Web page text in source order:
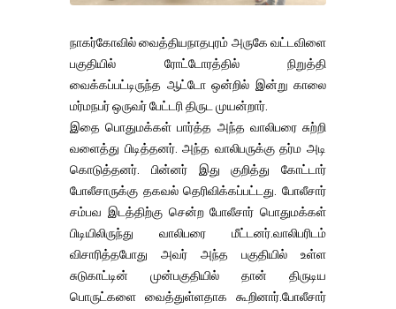
நாகர்கோவில் வைத்தியநாதபுரம் அருகே வட்டவிளை
பகுதியில் ரோட்டோரத்தில் நிறுத்தி
வைக்கப்பட்டிருந்த ஆட்டோ ஒன்றில் இன்று காலை
மர்மநபர் ஒருவர் பேட்டரி திருட முயன்றார்.
இதை பொதுமக்கள் பார்த்த அந்த வாலிபரை சுற்றி
வளைத்து பிடித்தனர். அந்த வாலிபருக்கு தர்ம அடி
கொடுத்தனர். பின்னர் இது குறித்து கோட்டார்
போலீசாருக்கு தகவல் தெரிவிக்கப்பட்டது. போலீசார்
சம்பவ இடத்திற்கு சென்ற போலீசார் பொதுமக்கள்
பிடியிலிருந்து வாலிபரை மீட்டனர்.வாலிபரிடம்
விசாரித்தபோது அவர் அந்த பகுதியில் உள்ள
சுடுகாட்டின் முன்பகுதியில் தான் திருடிய
பொருட்களை வைத்துள்ளதாக கூறினார்.போலீசார்